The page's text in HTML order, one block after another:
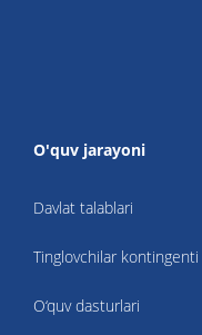
O'quv jarayoni
Davlat talablari
Tinglovchilar kontingenti
O‘quv dasturlari